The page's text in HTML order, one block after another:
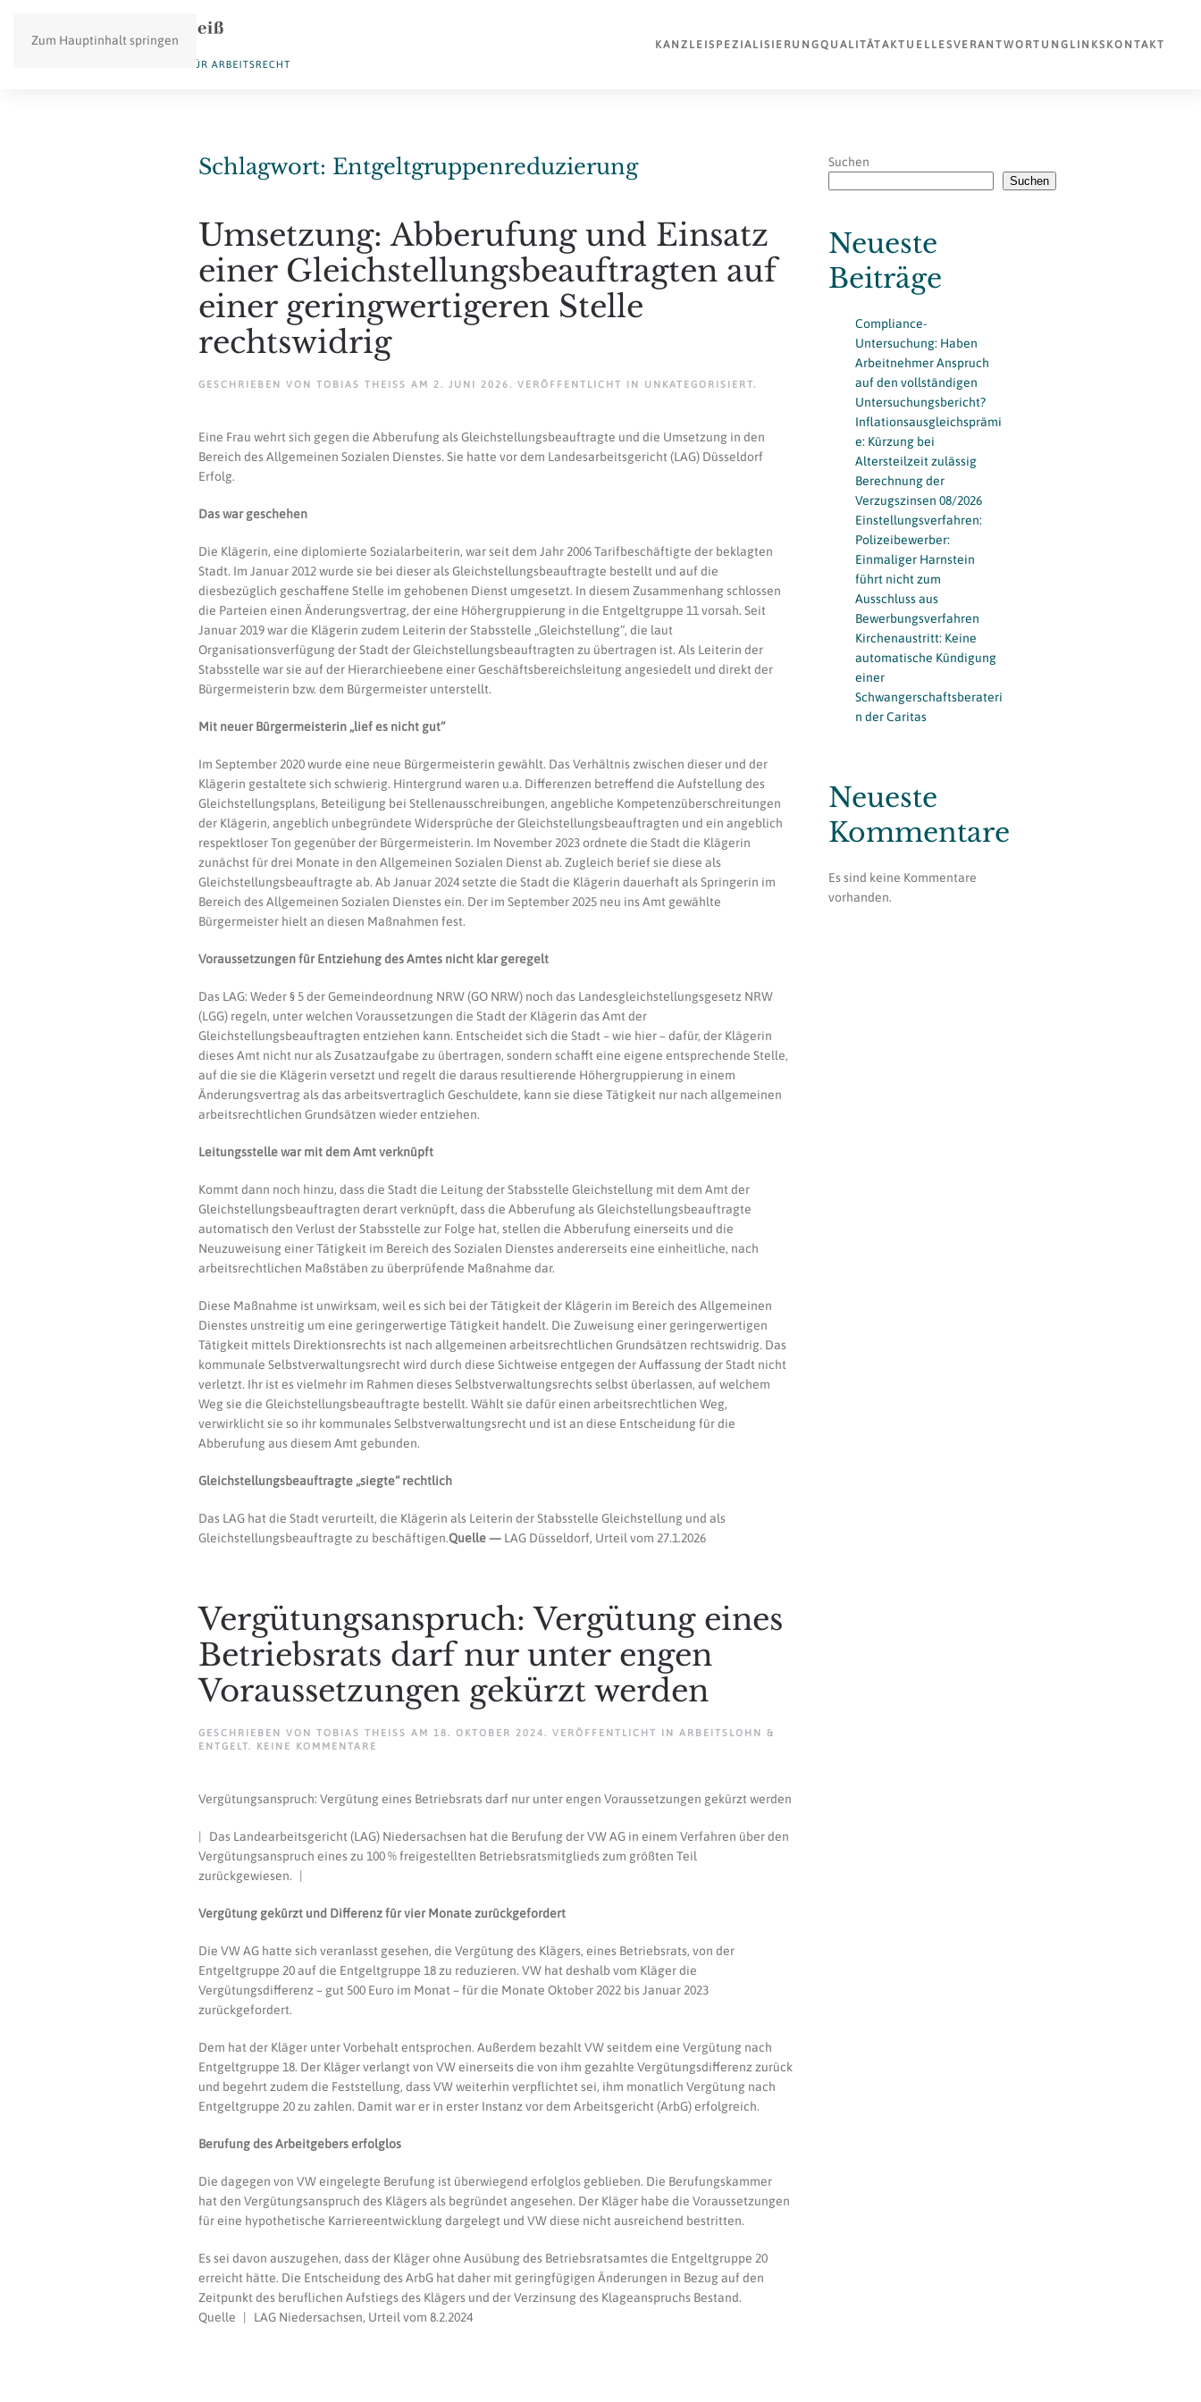
Zum Hauptinhalt springen KANZLEISPEZIALISIERUNGQUALITÄTAKTUELLESVERANTWORTUNG LINKS KONTAKT
Schlagwort: Entgeltgruppenreduzierung
Umsetzung: Abberufung und Einsatz
einer Gleichstellungsbeauftragten auf
einer geringwertigeren Stelle
rechtswidrig
GESCHRIEBEN VON TOBIAS THEISS AM 2. JUNI 2026 . VERÖFFENTLICHT IN UNKATEGORISIERT.
Eine Frau wehrt sich gegen die Abberufung als Gleichstellungsbeauftragte und die Umsetzung in den
Bereich des Allgemeinen Sozialen Dienstes. Sie hatte vor dem Landesarbeitsgericht (LAG) Düsseldorf
Erfolg.
Das war geschehen
Die Klägerin, eine diplomierte Sozialarbeiterin, war seit dem Jahr 2006 Tarifbeschäftigte der beklagten
Stadt. Im Januar 2012 wurde sie bei dieser als Gleichstellungsbeauftragte bestellt und auf die
diesbezüglich geschaffene Stelle im gehobenen Dienst umgesetzt. In diesem Zusammenhang schlossen
die Parteien einen Änderungsvertrag, der eine Höhergruppierung in die Entgeltgruppe 11 vorsah. Seit
Januar 2019 war die Klägerin zudem Leiterin der Stabsstelle „Gleichstellung“, die laut
Organisationsverfügung der Stadt der Gleichstellungsbeauftragten zu übertragen ist. Als Leiterin der
Stabsstelle war sie auf der Hierarchieebene einer Geschäftsbereichsleitung angesiedelt und direkt der
Bürgermeisterin bzw. dem Bürgermeister unterstellt.
Mit neuer Bürgermeisterin „lief es nicht gut“
Im September 2020 wurde eine neue Bürgermeisterin gewählt. Das Verhältnis zwischen dieser und der
Klägerin gestaltete sich schwierig. Hintergrund waren u.a. Differenzen betreffend die Aufstellung des
Gleichstellungsplans, Beteiligung bei Stellenausschreibungen, angebliche Kompetenzüberschreitungen
der Klägerin, angeblich unbegründete Widersprüche der Gleichstellungsbeauftragten und ein angeblich
respektloser Ton gegenüber der Bürgermeisterin. Im November 2023 ordnete die Stadt die Klägerin
zunächst für drei Monate in den Allgemeinen Sozialen Dienst ab. Zugleich berief sie diese als
Gleichstellungsbeauftragte ab. Ab Januar 2024 setzte die Stadt die Klägerin dauerhaft als Springerin im
Bereich des Allgemeinen Sozialen Dienstes ein. Der im September 2025 neu ins Amt gewählte
Bürgermeister hielt an diesen Maßnahmen fest.
Voraussetzungen für Entziehung des Amtes nicht klar geregelt
Das LAG: Weder § 5 der Gemeindeordnung NRW (GO NRW) noch das Landesgleichstellungsgesetz NRW
(LGG) regeln, unter welchen Voraussetzungen die Stadt der Klägerin das Amt der
Gleichstellungsbeauftragten entziehen kann. Entscheidet sich die Stadt – wie hier – dafür, der Klägerin
dieses Amt nicht nur als Zusatzaufgabe zu übertragen, sondern schafft eine eigene entsprechende Stelle,
auf die sie die Klägerin versetzt und regelt die daraus resultierende Höhergruppierung in einem
Änderungsvertrag als das arbeitsvertraglich Geschuldete, kann sie diese Tätigkeit nur nach allgemeinen
arbeitsrechtlichen Grundsätzen wieder entziehen.
Leitungsstelle war mit dem Amt verknüpft
Kommt dann noch hinzu, dass die Stadt die Leitung der Stabsstelle Gleichstellung mit dem Amt der
Gleichstellungsbeauftragten derart verknüpft, dass die Abberufung als Gleichstellungsbeauftragte
automatisch den Verlust der Stabsstelle zur Folge hat, stellen die Abberufung einerseits und die
Neuzuweisung einer Tätigkeit im Bereich des Sozialen Dienstes andererseits eine einheitliche, nach
arbeitsrechtlichen Maßstäben zu überprüfende Maßnahme dar.
Diese Maßnahme ist unwirksam, weil es sich bei der Tätigkeit der Klägerin im Bereich des Allgemeinen
Dienstes unstreitig um eine geringerwertige Tätigkeit handelt. Die Zuweisung einer geringerwertigen
Tätigkeit mittels Direktionsrechts ist nach allgemeinen arbeitsrechtlichen Grundsätzen rechtswidrig. Das
kommunale Selbstverwaltungsrecht wird durch diese Sichtweise entgegen der Auffassung der Stadt nicht
verletzt. Ihr ist es vielmehr im Rahmen dieses Selbstverwaltungsrechts selbst überlassen, auf welchem
Weg sie die Gleichstellungsbeauftragte bestellt. Wählt sie dafür einen arbeitsrechtlichen Weg,
verwirklicht sie so ihr kommunales Selbstverwaltungsrecht und ist an diese Entscheidung für die
Abberufung aus diesem Amt gebunden.
Gleichstellungsbeauftragte „siegte“ rechtlich
Das LAG hat die Stadt verurteilt, die Klägerin als Leiterin der Stabsstelle Gleichstellung und als
Gleichstellungsbeauftragte zu beschäftigen.Quelle — LAG Düsseldorf, Urteil vom 27.1.2026
Vergütungsanspruch: Vergütung eines
Betriebsrats darf nur unter engen
Voraussetzungen gekürzt werden
GESCHRIEBEN VON TOBIAS THEISS AM 18. OKTOBER 2024 . VERÖFFENTLICHT IN ARBEITSLOHN &
ENTGELT. KEINE KOMMENTARE
BETRIEBSRATS
UNTER
ENGEN
VORAUSSETZUNGEN
Vergütungsanspruch: Vergütung eines Betriebsrats darf nur unter engen Voraussetzungen gekürzt werden
| Das Landearbeitsgericht (LAG) Niedersachsen hat die Berufung der VW AG in einem Verfahren über den
Vergütungsanspruch eines zu 100 % freigestellten Betriebsratsmitglieds zum größten Teil
zurückgewiesen. |
Vergütung gekürzt und Differenz für vier Monate zurückgefordert
Die VW AG hatte sich veranlasst gesehen, die Vergütung des Klägers, eines Betriebsrats, von der
Entgeltgruppe 20 auf die Entgeltgruppe 18 zu reduzieren. VW hat deshalb vom Kläger die
Vergütungsdifferenz – gut 500 Euro im Monat – für die Monate Oktober 2022 bis Januar 2023
zurückgefordert.
Dem hat der Kläger unter Vorbehalt entsprochen. Außerdem bezahlt VW seitdem eine Vergütung nach
Entgeltgruppe 18. Der Kläger verlangt von VW einerseits die von ihm gezahlte Vergütungsdifferenz zurück
und begehrt zudem die Feststellung, dass VW weiterhin verpflichtet sei, ihm monatlich Vergütung nach
Entgeltgruppe 20 zu zahlen. Damit war er in erster Instanz vor dem Arbeitsgericht (ArbG) erfolgreich.
Berufung des Arbeitgebers erfolglos
Die dagegen von VW eingelegte Berufung ist überwiegend erfolglos geblieben. Die Berufungskammer
hat den Vergütungsanspruch des Klägers als begründet angesehen. Der Kläger habe die Voraussetzungen
für eine hypothetische Karriereentwicklung dargelegt und VW diese nicht ausreichend bestritten.
Es sei davon auszugehen, dass der Kläger ohne Ausübung des Betriebsratsamtes die Entgeltgruppe 20
erreicht hätte. Die Entscheidung des ArbG hat daher mit geringfügigen Änderungen in Bezug auf den
Zeitpunkt des beruflichen Aufstiegs des Klägers und der Verzinsung des Klageanspruchs Bestand.
Quelle | LAG Niedersachsen, Urteil vom 8.2.2024
Suchen
Suchen
Neueste
Beiträge
Compliance-
Untersuchung: Haben
Arbeitnehmer Anspruch
auf den vollständigen
Untersuchungsbericht?
Inflationsausgleichsprämi
e: Kürzung bei
Altersteilzeit zulässig
Berechnung der
Verzugszinsen 08/2026
Einstellungsverfahren:
Polizeibewerber:
Einmaliger Harnstein
führt nicht zum
Ausschluss aus
Bewerbungsverfahren
Kirchenaustritt: Keine
automatische Kündigung
einer
Schwangerschaftsberateri
n der Caritas
Neueste
Kommentare
Es sind keine Kommentare
vorhanden.